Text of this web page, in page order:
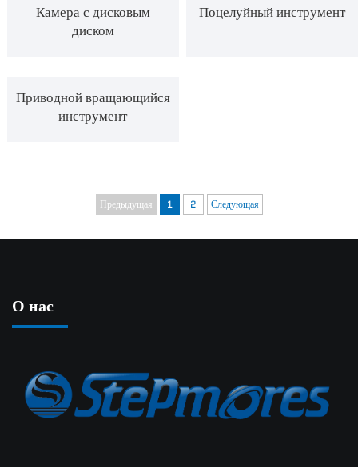
Камера с дисковым
диском
Поцелуйный инструмент
Приводной вращающийся
инструмент
Предыдущая 1 2 Следующая
О нас